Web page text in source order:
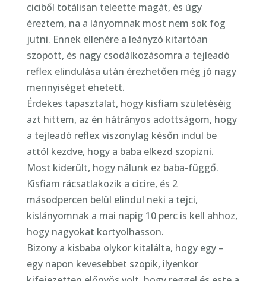
ciciből totálisan teleette magát, és úgy
éreztem, na a lányomnak most nem sok fog
jutni. Ennek ellenére a leányzó kitartóan
szopott, és nagy csodálkozásomra a tejleadó
reflex elindulása után érezhetően még jó nagy
mennyiséget ehetett.
Érdekes tapasztalat, hogy kisfiam születéséig
azt hittem, az én hátrányos adottságom, hogy
a tejleadó reflex viszonylag későn indul be
attól kezdve, hogy a baba elkezd szopizni.
Most kiderült, hogy nálunk ez baba-függő.
Kisfiam rácsatlakozik a cicire, és 2
másodpercen belül elindul neki a tejci,
kislányomnak a mai napig 10 perc is kell ahhoz,
hogy nagyokat kortyolhasson.
Bizony a kisbaba olykor kitalálta, hogy egy –
egy napon kevesebbet szopik, ilyenkor